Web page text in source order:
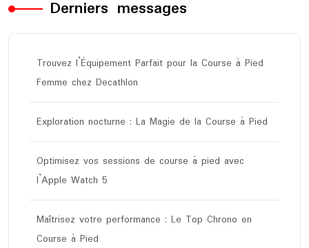
Derniers messages
Trouvez l’Équipement Parfait pour la Course à Pied
Femme chez Decathlon
Exploration nocturne : La Magie de la Course à Pied
Optimisez vos sessions de course à pied avec
l’Apple Watch 5
Maîtrisez votre performance : Le Top Chrono en
Course à Pied